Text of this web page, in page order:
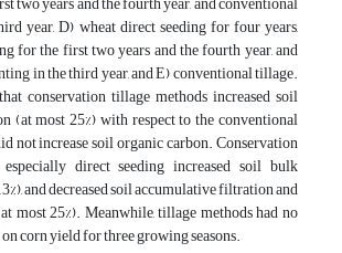
year, D) wheat direct seeding for four years,
for the first two years and the fourth year, and
in the third year, and E) conventional tillage.
conservation tillage methods increased soil
(at most 25%) with respect to the conventional
not increase soil organic carbon. Conservation
direct seeding increased soil bulk
and decreased soil accumulative filtration and
most 25%). Meanwhile, tillage methods had no
corn yield for three growing seasons.